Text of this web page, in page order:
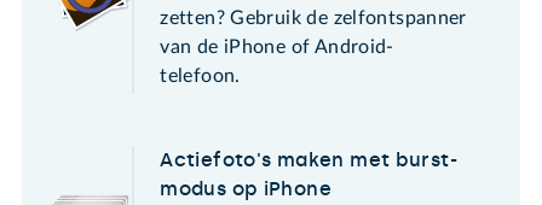
zetten? Gebruik de zelfontspanner
van de iPhone of Android-
telefoon.
Actiefoto's maken met burst-
modus op iPhone